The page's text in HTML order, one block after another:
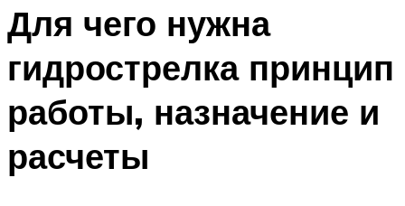
Для чего нужна
гидрострелка принцип
работы, назначение и
расчеты